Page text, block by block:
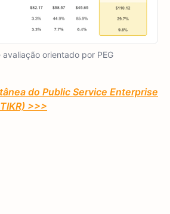
avaliação orientado por PEG
do Public Service Enterprise
>>>